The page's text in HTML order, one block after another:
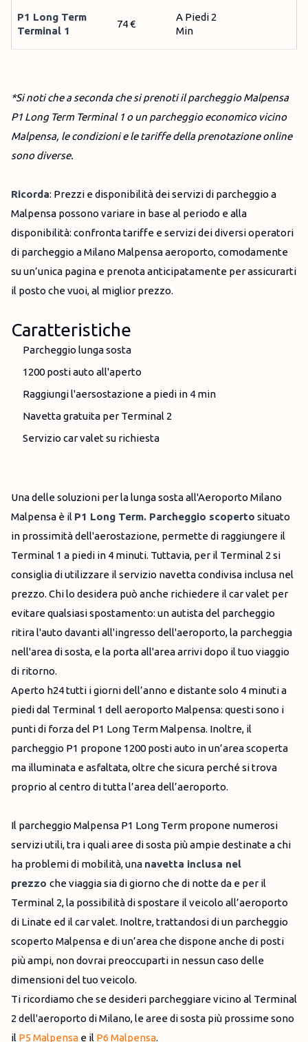
P1 Long Term
Terminal 1
74 €
A Piedi 2
Min
*Si noti che a seconda che si prenoti il parcheggio Malpensa
P1 Long Term Terminal 1 o un parcheggio economico vicino
Malpensa, le condizioni e le tariffe della prenotazione online
sono diverse.
Ricorda: Prezzi e disponibilità dei servizi di parcheggio a
Malpensa possono variare in base al periodo e alla
disponibilità: confronta tariffe e servizi dei diversi operatori
di parcheggio a Milano Malpensa aeroporto, comodamente
su un’unica pagina e prenota anticipatamente per assicurarti
il posto che vuoi, al miglior prezzo.
Caratteristiche
Parcheggio lunga sosta
1200 posti auto all'aperto
Raggiungi l'aersostazione a piedi in 4 min
Navetta gratuita per Terminal 2
Servizio car valet su richiesta
Una delle soluzioni per la lunga sosta all'Aeroporto Milano
Malpensa è il P1 Long Term. Parcheggio scoperto situato
in prossimità dell'aerostazione, permette di raggiungere il
Terminal 1 a piedi in 4 minuti. Tuttavia, per il Terminal 2 si
consiglia di utilizzare il servizio navetta condivisa inclusa nel
prezzo. Chi lo desidera può anche richiedere il car valet per
evitare qualsiasi spostamento: un autista del parcheggio
ritira l'auto davanti all'ingresso dell'aeroporto, la parcheggia
nell'area di sosta, e la porta all'area arrivi dopo il tuo viaggio
di ritorno.
Aperto h24 tutti i giorni dell’anno e distante solo 4 minuti a
piedi dal Terminal 1 dell aeroporto Malpensa: questi sono i
punti di forza del P1 Long Term Malpensa. Inoltre, il
parcheggio P1 propone 1200 posti auto in un’area scoperta
ma illuminata e asfaltata, oltre che sicura perché si trova
proprio al centro di tutta l’area dell’aeroporto.
Il parcheggio Malpensa P1 Long Term propone numerosi
servizi utili, tra i quali aree di sosta più ampie destinate a chi
ha problemi di mobilità, una navetta inclusa nel
prezzo che viaggia sia di giorno che di notte da e per il
Terminal 2, la possibilità di spostare il veicolo all’aeroporto
di Linate ed il car valet. Inoltre, trattandosi di un parcheggio
scoperto Malpensa e di un’area che dispone anche di posti
più ampi, non dovrai preoccuparti in nessun caso delle
dimensioni del tuo veicolo.
Ti ricordiamo che se desideri parcheggiare vicino al Terminal
2 dell'aeroporto di Milano, le aree di sosta più prossime sono
il P5 Malpensa e il P6 Malpensa.